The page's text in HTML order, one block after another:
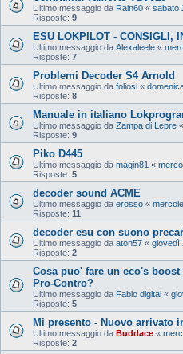
Ultimo messaggio da Raln60 « sabato
Risposte: 9
ESU LOKPILOT - CONSIGLI,
Ultimo messaggio da Alexaleele «
Risposte: 7
Problemi Decoder S4 Arnold
Ultimo messaggio da foliosi «
Risposte: 8
Manuale in italiano
Ultimo messaggio da Zampa di Lepre «
Risposte: 9
Piko D445
Ultimo messaggio da magin81 «
Risposte: 5
decoder sound ACME
Ultimo messaggio da erosso «
Risposte: 11
decoder esu con suono
Ultimo messaggio da aton57 « giovedì
Risposte: 2
Cosa puo' fare un eco's
Pro-Contro?
Ultimo messaggio da Fabio digital «
Risposte: 5
Mi presento - Nuovo arrivato
Ultimo messaggio da Buddace «
Risposte: 2